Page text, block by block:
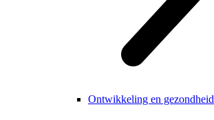
Ontwikkeling en gezondheid